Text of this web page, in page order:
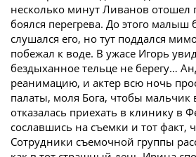
несколько минут Ливанов отошел
боялся перегрева. До этого малыш
слушался его, но тут поддался
побежал к воде. В ужасе Игорь
бездыханное тельце не берегу…
реанимацию, и актер всю ночь
палаты, моля Бога, чтобы
отказалась приехать в клинику в
сославшись на съемки и тот факт,
Сотрудники съемочной группы